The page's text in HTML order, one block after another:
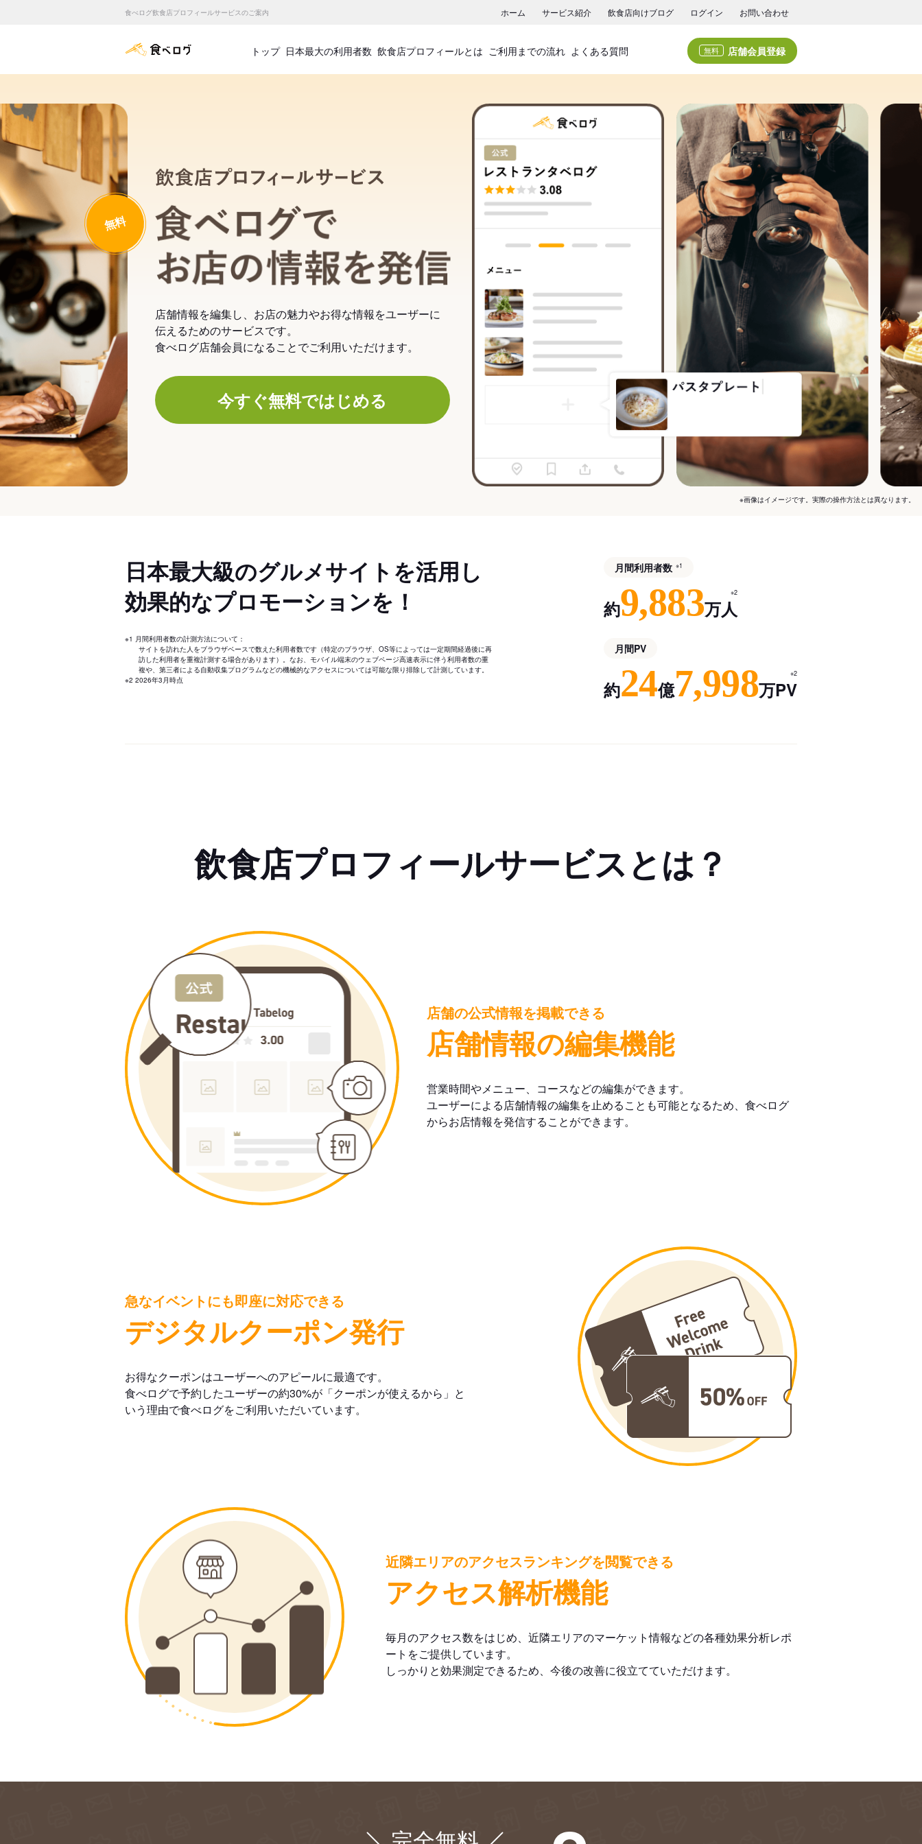
食べログ飲食店プロフィールサービスのご案内 ホーム サービス紹介 飲食店向けブログ ログイン お問い合わせ
食べログ店舗管理画面
トップ 日本最大の利用者数 飲食店プロフィールとは ご利用までの流れ よくある質問 無料 店舗会員登録
飲食店プロフィールサービス
食べログでお店の情報を発信
無料
店舗情報を編集し、お店の魅力やお得な情報をユーザーに
伝えるためのサービスです。
食べログ店舗会員になることでご利用いただけます。
今すぐ無料ではじめる
※画像はイメージです。実際の操作方法とは異なります。
日本最大級のグルメサイトを活用し
効果的なプロモーションを！
※1 月間利用者数の計測方法について：
サイトを訪れた人をブラウザベースで数えた利用者数です（特定のブラウザ、OS等によっては一定期間経過後に再
訪した利用者を重複計測する場合があります）。なお、モバイル端末のウェブページ高速表示に伴う利用者数の重
複や、第三者による自動収集プログラムなどの機械的なアクセスについては可能な限り排除して計測しています。
※2 2026年3月時点
月間利用者数 ※1
約9,883万人
※2
月間PV
約24億7,998万PV
※2
飲食店プロフィールサービスとは？
店舗の公式情報を掲載できる
店舗情報の編集機能
営業時間やメニュー、コースなどの編集ができます。
ユーザーによる店舗情報の編集を止めることも可能となるため、食べログ
からお店情報を発信することができます。
急なイベントにも即座に対応できる
デジタルクーポン発行
お得なクーポンはユーザーへのアピールに最適です。
食べログで予約したユーザーの約30%が「クーポンが使えるから」と
いう理由で食べログをご利用いただいています。
近隣エリアのアクセスランキングを閲覧できる
アクセス解析機能
毎月のアクセス数をはじめ、近隣エリアのマーケット情報などの各種効果分析レポ
ートをご提供しています。
しっかりと効果測定できるため、今後の改善に役立てていただけます。